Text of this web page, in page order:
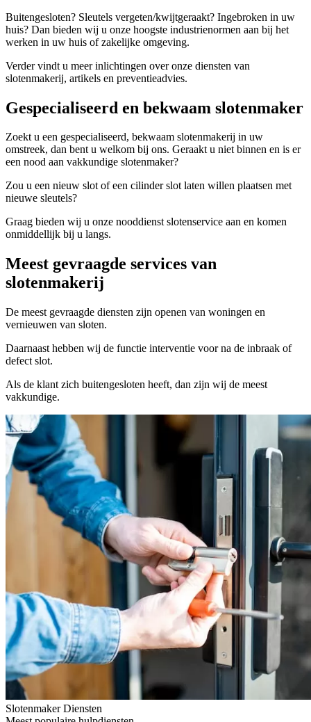
Buitengesloten? Sleutels vergeten/kwijtgeraakt? Ingebroken in uw
huis? Dan bieden wij u onze hoogste industrienormen aan bij het
werken in uw huis of zakelijke omgeving.
Verder vindt u meer inlichtingen over onze diensten van
slotenmakerij, artikels en preventieadvies.
Gespecialiseerd en bekwaam slotenmaker
Zoekt u een gespecialiseerd, bekwaam slotenmakerij in uw
omstreek, dan bent u welkom bij ons. Geraakt u niet binnen en is er
een nood aan vakkundige slotenmaker?
Zou u een nieuw slot of een cilinder slot laten willen plaatsen met
nieuwe sleutels?
Graag bieden wij u onze nooddienst slotenservice aan en komen
onmiddellijk bij u langs.
Meest gevraagde services van
slotenmakerij
De meest gevraagde diensten zijn openen van woningen en
vernieuwen van sloten.
Daarnaast hebben wij de functie interventie voor na de inbraak of
defect slot.
Als de klant zich buitengesloten heeft, dan zijn wij de meest
vakkundige.
Slotenmaker Diensten